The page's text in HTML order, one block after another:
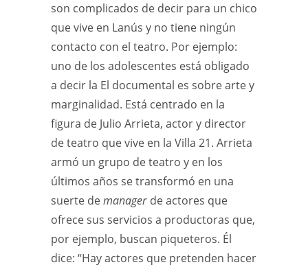
son complicados de decir para un chico
que vive en Lanús y no tiene ningún
contacto con el teatro. Por ejemplo:
uno de los adolescentes está obligado
a decir la El documental es sobre arte y
marginalidad. Está centrado en la
figura de Julio Arrieta, actor y director
de teatro que vive en la Villa 21. Arrieta
armó un grupo de teatro y en los
últimos años se transformó en una
suerte demanager de actores que
ofrece sus servicios a productoras que,
por ejemplo, buscan piqueteros. Él
dice: “Hay actores que pretenden hacer